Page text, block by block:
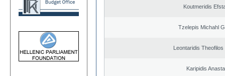
Koutmeridis
Tzelepis Michahl
Leontaridis
Karipidis